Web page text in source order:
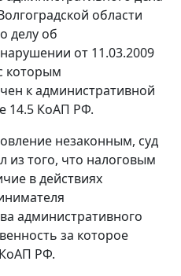
области
делу об
от 11.03.2009
которым
к административной
14.5 КоАП РФ.
незаконным, суд
из того, что налоговым
в действиях
административного
за которое
КоАП РФ.